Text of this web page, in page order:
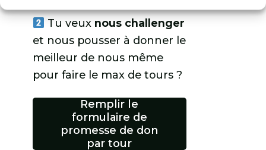
Tu veux nous challenger
et nous pousser à donner le
meilleur de nous même
pour faire le max de tours ?
Remplir le
formulaire de
promesse de don
par tour